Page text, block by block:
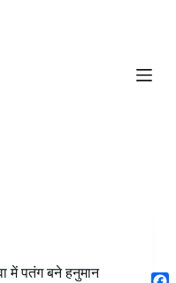
में पतंग बने हनुमान